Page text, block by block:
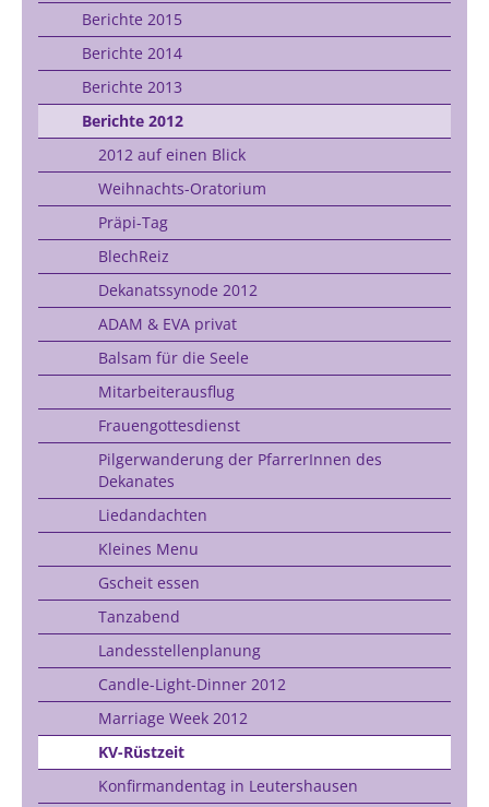
Berichte 2015
Berichte 2014
Berichte 2013
Berichte 2012
2012 auf einen Blick
Weihnachts-Oratorium
Präpi-Tag
BlechReiz
Dekanatssynode 2012
ADAM & EVA privat
Balsam für die Seele
Mitarbeiterausflug
Frauengottesdienst
Pilgerwanderung der PfarrerInnen des
Dekanates
Liedandachten
Kleines Menu
Gscheit essen
Tanzabend
Landesstellenplanung
Candle-Light-Dinner 2012
Marriage Week 2012
KV-Rüstzeit
Konfirmandentag in Leutershausen